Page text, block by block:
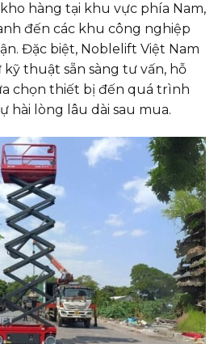
hàng tại khu vực phía Nam,
đến các khu công nghiệp
Đặc biệt, Noblelift Việt Nam
thuật sẵn sàng tư vấn, hỗ
chọn thiết bị đến quá trình
hài lòng lâu dài sau mua.